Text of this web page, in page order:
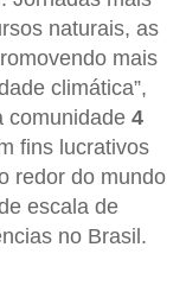
naturais, as
mais
climática”,
comunidade 4
fins lucrativos
redor do mundo
escala de
no Brasil.